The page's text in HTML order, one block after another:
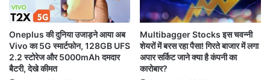
Oneplus की दुनिया उजाड़ने आया अब
Vivo का 5G स्मार्टफोन, 128GB UFS
2.2 स्टोरेज और 5000mAh दमदार
बैटरी, देखे कीमत
Multibagger Stocks इस चवन्नी
शेयरों में बरस रहा पैसा! गिरते बाजार में लगा
अपार सर्किट जाने क्या है कंपनी का
कारोबार?